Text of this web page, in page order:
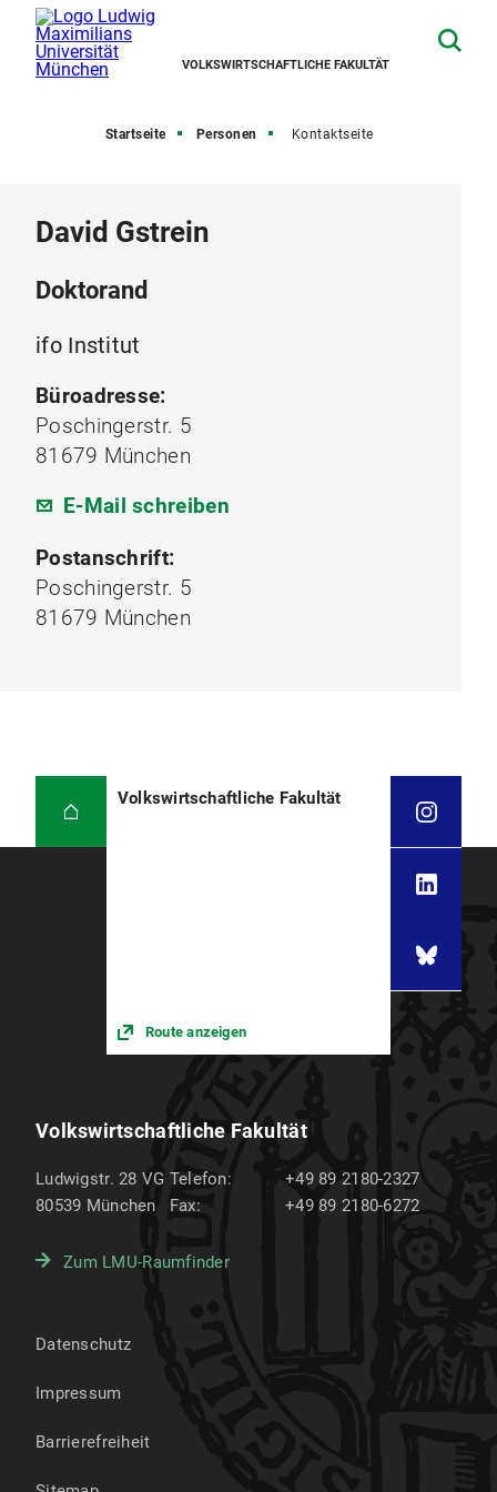
VOLKSWIRTSCHAFTLICHE FAKULTÄT
Startseite Personen Kontaktseite
David Gstrein
Doktorand
ifo Institut
Büroadresse:
Poschingerstr. 5
81679 München
E-Mail schreiben
Postanschrift:
Poschingerstr. 5
81679 München
Volkswirtschaftliche Fakultät
Route anzeigen
Volkswirtschaftliche Fakultät
Ludwigstr. 28 VG
80539 München
Telefon:
+49 89 2180-2327
Fax:
+49 89 2180-6272
Zum LMU-Raumfinder
Datenschutz
Impressum
Barrierefreiheit